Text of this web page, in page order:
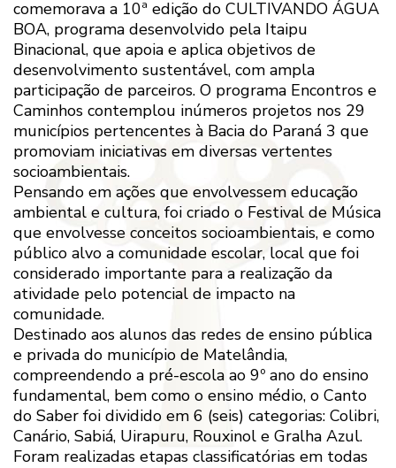
comemorava a 10ª edição do CULTIVANDO ÁGUA
BOA, programa desenvolvido pela Itaipu
Binacional, que apoia e aplica objetivos de
desenvolvimento sustentável, com ampla
participação de parceiros. O programa Encontros e
Caminhos contemplou inúmeros projetos nos 29
municípios pertencentes à Bacia do Paraná 3 que
promoviam iniciativas em diversas vertentes
socioambientais.
Pensando em ações que envolvessem educação
ambiental e cultura, foi criado o Festival de Música
que envolvesse conceitos socioambientais, e como
público alvo a comunidade escolar, local que foi
considerado importante para a realização da
atividade pelo potencial de impacto na
comunidade.
Destinado aos alunos das redes de ensino pública
e privada do município de Matelândia,
compreendendo a pré-escola ao 9º ano do ensino
fundamental, bem como o ensino médio, o Canto
do Saber foi dividido em 6 (seis) categorias: Colibri,
Canário, Sabiá, Uirapuru, Rouxinol e Gralha Azul.
Foram realizadas etapas classificatórias em todas